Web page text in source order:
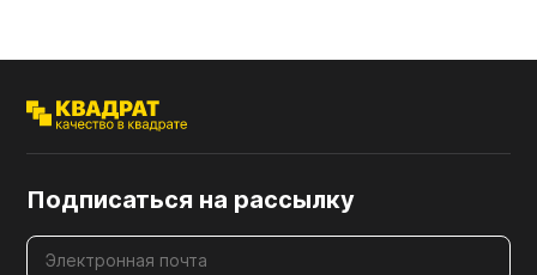
Подписаться на рассылку